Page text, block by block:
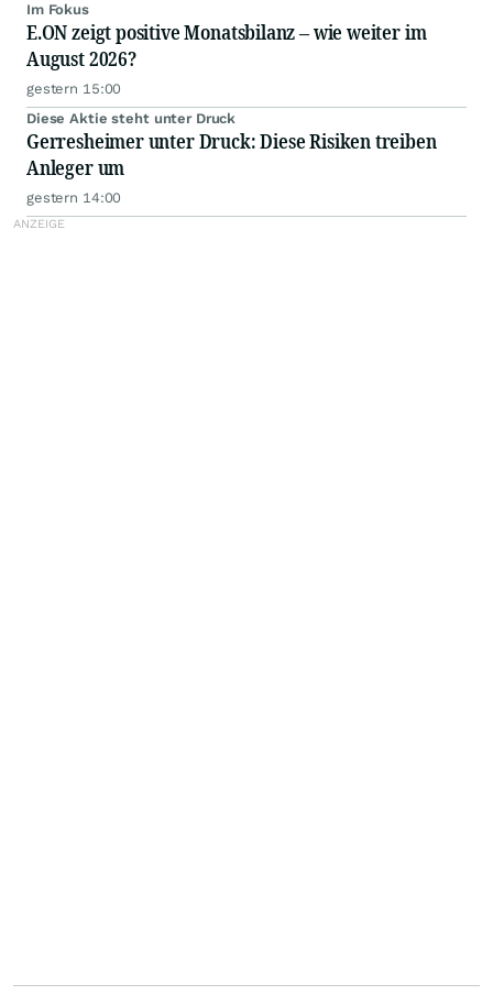
Im Fokus
E.ON zeigt positive Monatsbilanz – wie weiter im
August 2026?
gestern 15:00
Diese Aktie steht unter Druck
Gerresheimer unter Druck: Diese Risiken treiben
Anleger um
gestern 14:00